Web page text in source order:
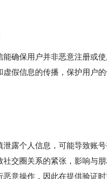
确保用户并非恶意注册或使
假信息的传播，保护用户的
露个人信息，可能导致账号
交圈关系的紧张，影响与朋
意操作，因此在提供验证时